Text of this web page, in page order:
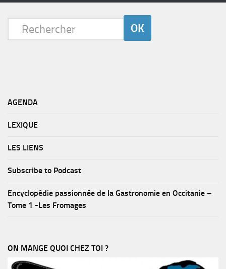
AGENDA
LEXIQUE
LES LIENS
Subscribe to Podcast
Encyclopédie passionnée de la Gastronomie en Occitanie –
Tome 1 -Les Fromages
ON MANGE QUOI CHEZ TOI ?